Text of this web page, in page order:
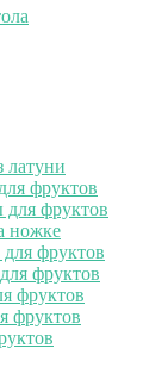
латуни
фруктов
для фруктов
ножке
фруктов
фруктов
фруктов
фруктов